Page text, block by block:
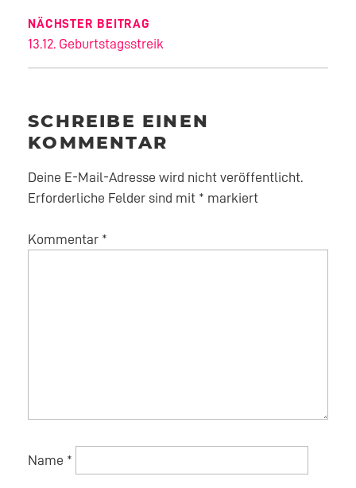
NÄCHSTER BEITRAG
13.12. Geburtstagsstreik
SCHREIBE EINEN
KOMMENTAR
Deine E-Mail-Adresse wird nicht veröffentlicht.
Erforderliche Felder sind mit * markiert
Kommentar *
Name *